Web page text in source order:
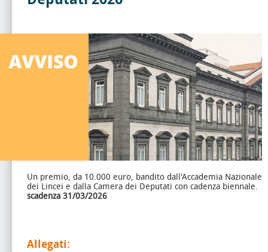
Un premio, da 10.000 euro, bandito dall'Accademia Nazionale
dei Lincei e dalla Camera dei Deputati con cadenza biennale.
scadenza 31/03/2026
Allegati: